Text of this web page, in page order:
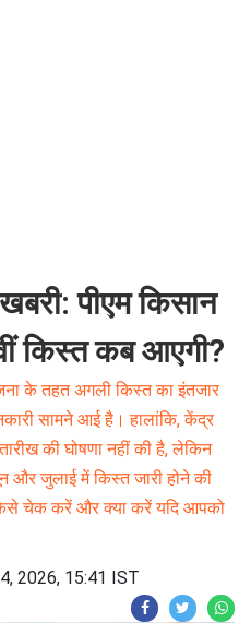
पीएम किसान
किस्त कब आएगी?
के तहत अगली किस्त का इंतजार
सामने आई है। हालांकि, केंद्र
की घोषणा नहीं की है, लेकिन
और जुलाई में किस्त जारी होने की
कैसे चेक करें और क्या करें यदि आपको
2026, 15:41 IST